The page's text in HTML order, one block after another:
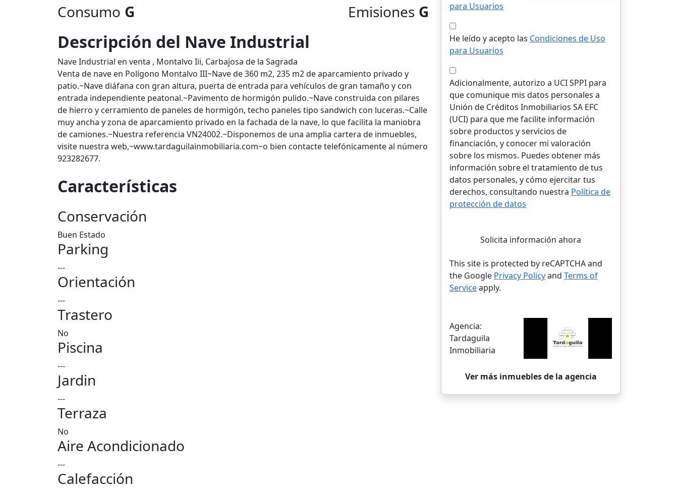
Consumo G Emisiones G
Descripción del Nave Industrial
Nave Industrial en venta , Montalvo Iii, Carbajosa de la Sagrada
Venta de nave en Polígono Montalvo III~Nave de 360 m2, 235 m2 de aparcamiento privado y
patio.~Nave diáfana con gran altura, puerta de entrada para vehículos de gran tamaño y con
entrada independiente peatonal.~Pavimento de hormigón pulido.~Nave construida con pilares
de hierro y cerramiento de paneles de hormigón, techo paneles tipo sandwich con luceras.~Calle
muy ancha y zona de aparcamiento privado en la fachada de la nave, lo que facilita la maniobra
de camiones.~Nuestra referencia VN24002.~Disponemos de una amplia cartera de inmuebles,
visite nuestra web,~www.tardaguilainmobiliaria.com~o bien contacte telefónicamente al número
923282677.
Características
Conservación
Buen Estado
Parking
---
Orientación
---
Trastero
No
Piscina
---
Jardin
---
Terraza
No
Aire Acondicionado
---
Calefacción
para Usuarios
He leído y acepto las Condiciones de Uso
para Usuarios
Adicionalmente, autorizo a UCI SPPI para
que comunique mis datos personales a
Unión de Créditos Inmobiliarios SA EFC
(UCI) para que me facilite información
sobre productos y servicios de
financiación, y conocer mi valoración
sobre los mismos. Puedes obtener más
información sobre el tratamiento de tus
datos personales, y cómo ejercitar tus
derechos, consultando nuestra Política de
protección de datos
Solicita información ahora
This site is protected by reCAPTCHA and
the Google Privacy Policyand Terms of
Serviceapply.
Agencia:
Tardaguila
Inmobiliaria
Ver más inmuebles de la agencia